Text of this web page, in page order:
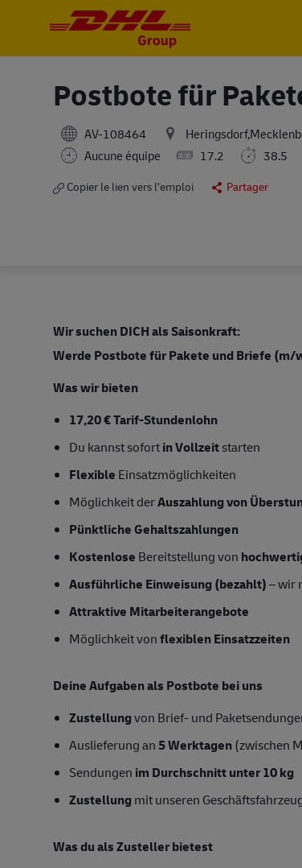
Postbote für
AV-108464
Aucune équipe
17.2 38.5
Copier le lien vers l’emploi
Partager
Wir suchen DICH als Saisonkraft:
Werde Postbote für Pakete und Briefe (m/
Was wir bieten
17,20 € Tarif-Stundenlohn
Du kannst sofortin Vollzeitstarten
Flexible Einsatzmöglichkeiten
Möglichkeit derAuszahlung von
Pünktliche Gehaltszahlungen
Kostenlose Bereitstellung von
Ausführliche Einweisung (bezahlt)– wir
Attraktive Mitarbeiterangebote
Möglichkeit vonflexiblen Einsatzzeiten
Deine Aufgaben als Postbote bei uns
Zustellungvon Brief- und
Auslieferung an5 Werktagen(zwischen
Sendungen im Durchschnitt unter 10 kg
Zustellung mit unseren
Was du als Zusteller bietest